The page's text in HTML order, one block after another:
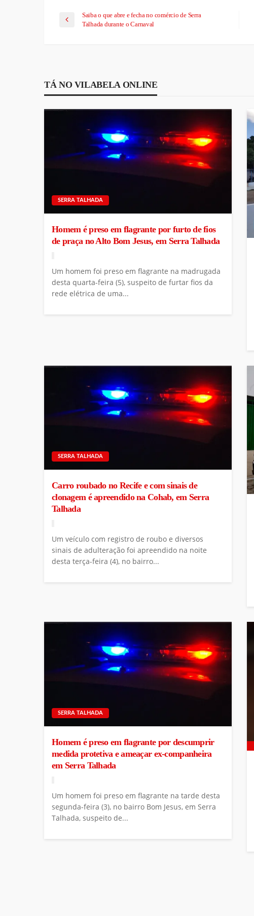
Saiba o que abre e fecha no comércio de Serra
Talhada durante o Carnaval
TÁ NO VILABELA ONLINE
SERRA TALHADA
Homem é preso em flagrante por furto de fios
de praça no Alto Bom Jesus, em Serra Talhada
Um homem foi preso em flagrante na madrugada
desta quarta-feira (5), suspeito de furtar fios da
rede elétrica de uma...
SERRA TALHADA
Carro roubado no Recife e com sinais de
clonagem é apreendido na Cohab, em Serra
Talhada
Um veículo com registro de roubo e diversos
sinais de adulteração foi apreendido na noite
desta terça-feira (4), no bairro...
SERRA TALHADA
Homem é preso em flagrante por descumprir
medida protetiva e ameaçar ex-companheira
em Serra Talhada
Um homem foi preso em flagrante na tarde desta
segunda-feira (3), no bairro Bom Jesus, em Serra
Talhada, suspeito de...